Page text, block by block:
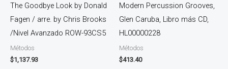
The Goodbye Look by Donald
Fagen / arre. by Chris Brooks
/Nivel Avanzado ROW-93CS5
Métodos
$1,137.93
Modern Percussion Grooves,
Glen Caruba, Libro más CD,
HL00000228
Métodos
$413.40